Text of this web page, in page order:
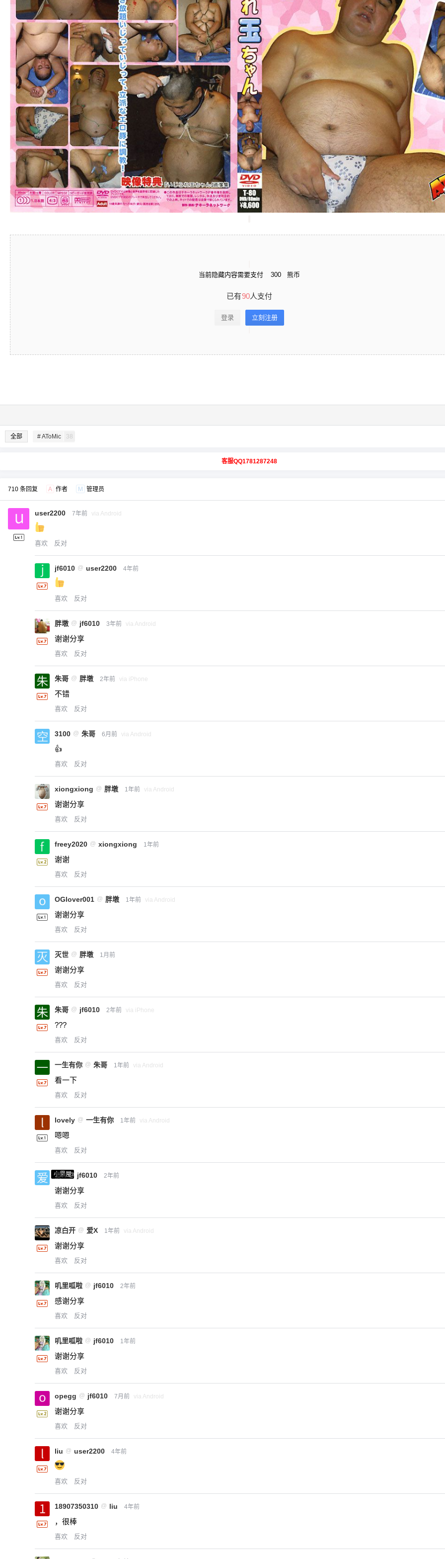
当前隐藏内容需要支付 300 熊币
已有90人支付
登录 立刻注册
全部 # AToMic 38
客服QQ1781287248
710 条回复 A 作者 M 管理员
user2200 7年前 via Android
喜欢 反对
jf6010 @ user2200 4年前
喜欢 反对
胖墩 @ jf6010 3年前 via Android
谢谢分享
喜欢 反对
朱哥 @ 胖墩 2年前 via iPhone
不错
喜欢 反对
3100 @ 朱哥 6月前 via Android
👍
喜欢 反对
xiongxiong @ 胖墩 1年前 via Android
谢谢分享
喜欢 反对
freey2020 @ xiongxiong 1年前
谢谢
喜欢 反对
OGlover001 @ 胖墩 1年前 via Android
谢谢分享
喜欢 反对
灭世 @ 胖墩 1月前
谢谢分享
喜欢 反对
朱哥 @ jf6010 2年前 via iPhone
???
喜欢 反对
一生有你 @ 朱哥 1年前 via Android
看一下
喜欢 反对
lovely @ 一生有你 1年前 via Android
嗯嗯
喜欢 反对
小黑屋
爱X @ jf6010 2年前
谢谢分享
喜欢 反对
凉白开 @ 爱X 1年前 via Android
谢谢分享
喜欢 反对
叽里呱啦 @ jf6010 2年前
感谢分享
喜欢 反对
叽里呱啦 @ jf6010 1年前
谢谢分享
喜欢 反对
opegg @ jf6010 7月前 via Android
谢谢分享
喜欢 反对
liu @ user2200 4年前
喜欢 反对
18907350310 @ liu 4年前
，很棒
喜欢 反对
限。